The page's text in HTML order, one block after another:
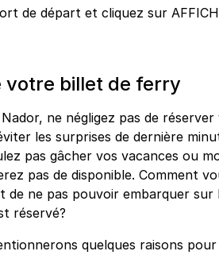
de départ et cliquez sur
votre billet de ferry
ne négligez pas de réserver
les surprises de dernière
pas gâcher vos vacances ou
pas de disponible. Comment
de ne pas pouvoir embarquer
réservé?
quelques raisons